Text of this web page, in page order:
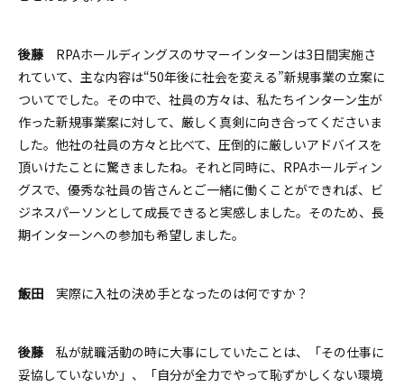
後藤RPAホールディングスのサマーインターンは3日間実施さ
れていて、主な内容は“50年後に社会を変える”新規事業の立案に
ついてでした。その中で、社員の方々は、私たちインターン生が
作った新規事業案に対して、厳しく真剣に向き合ってくださいま
した。 他社の社員の方々と比べて、圧倒的に厳しいアドバイスを
頂いけたことに驚きましたね。それと同時に、RPAホールディン
グスで、優秀な社員の皆さんとご一緒に働くことができれば、ビ
ジネスパーソンとして成長できると実感しました。そのため、長
期インターンへの参加も希望しました。
飯田 実際に入社の決め手となったのは何ですか？
後藤私が就職活動の時に大事にしていたことは、「その仕事に
妥協していないか 」、「自分が全力でやって恥ずかしくない環境